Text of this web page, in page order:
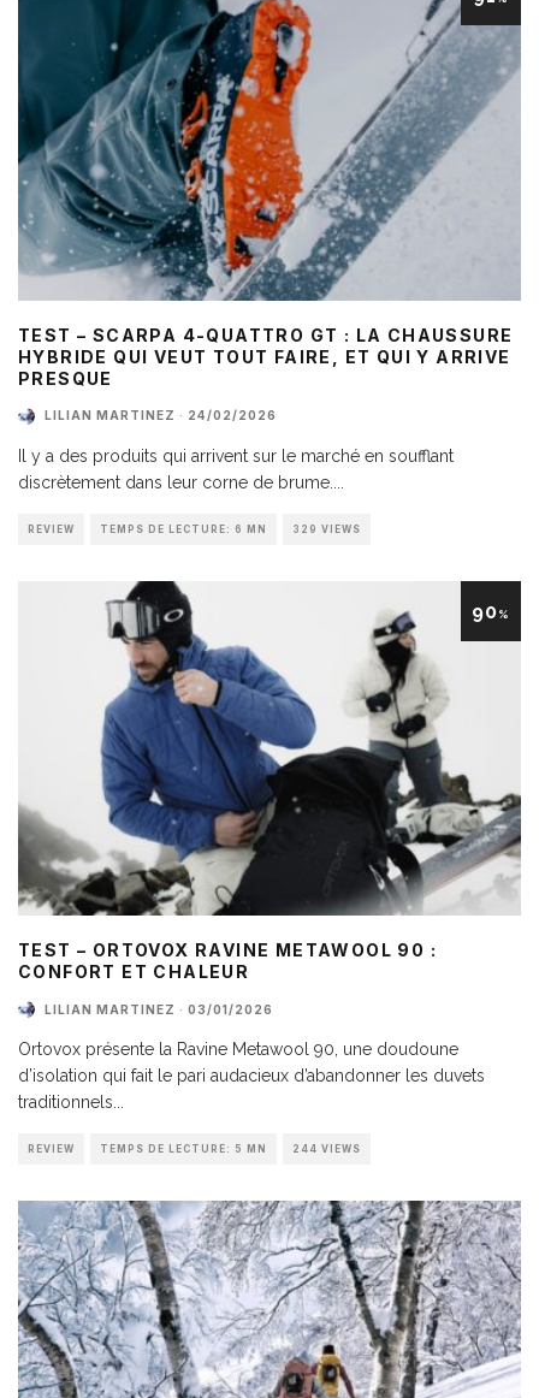
TEST – SCARPA 4-QUATTRO GT : LA CHAUSSURE
HYBRIDE QUI VEUT TOUT FAIRE, ET QUI Y ARRIVE
PRESQUE
LILIAN MARTINEZ · 24/02/2026
Il y a des produits qui arrivent sur le marché en soufflant
discrètement dans leur corne de brume.
REVIEW TEMPS DE LECTURE: 6 MN 329 VIEWS
90%
TEST – ORTOVOX RAVINE METAWOOL 90 :
CONFORT ET CHALEUR
LILIAN MARTINEZ · 03/01/2026
Ortovox présente la Ravine Metawool 90, une doudoune
d’isolation qui fait le pari audacieux d’abandonner les duvets
traditionnels...
REVIEW TEMPS DE LECTURE: 5 MN 244 VIEWS